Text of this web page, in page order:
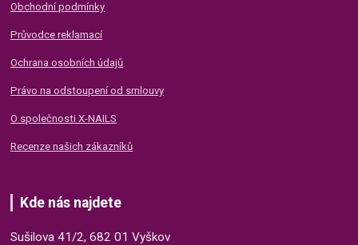
Obchodní podmínky
Průvodce reklamací
Ochrana osobních údajů
Právo na odstoupení od smlouvy
O společnosti X-NAILS
Recenze našich zákazníků
Kde nás najdete
Sušilova 41/2, 682 01 Vyškov